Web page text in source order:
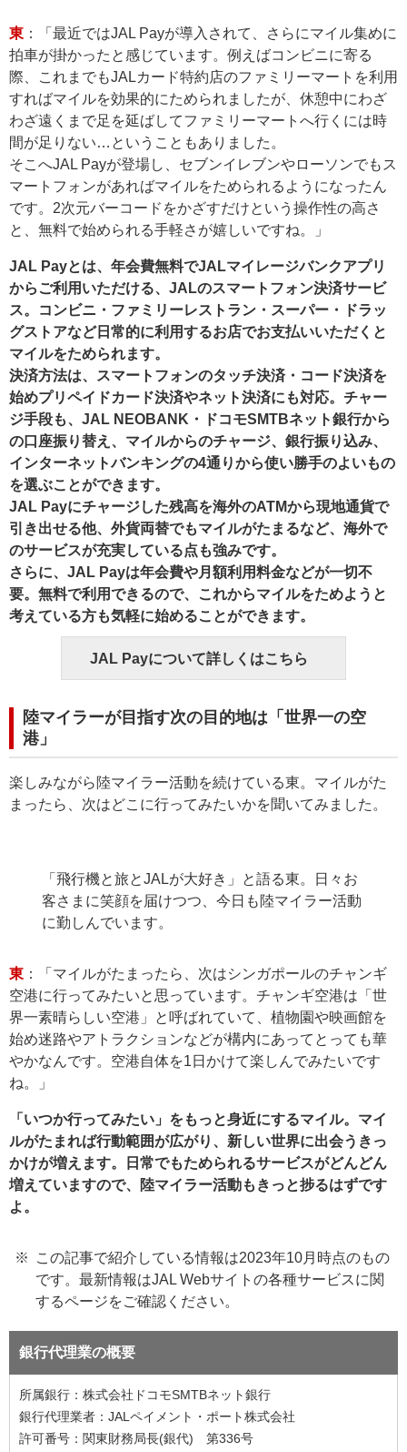
東 ：「最近ではJAL Payが導入されて、さらにマイル集めに
拍車が掛かったと感じています。例えばコンビニに寄る
際、これまでもJALカード特約店のファミリーマートを利用
すればマイルを効果的にためられましたが、休憩中にわざ
わざ遠くまで足を延ばしてファミリーマートへ行くには時
間が足りない…ということもありました。
そこへJAL Payが登場し、セブンイレブンやローソンでもス
マートフォンがあればマイルをためられるようになったん
です。2次元バーコードをかざすだけという操作性の高さ
と、無料で始められる手軽さが嬉しいですね。」
JAL Payとは、年会費無料でJALマイレージバンクアプリ
からご利用いただける、JALのスマートフォン決済サービ
ス。コンビニ・ファミリーレストラン・スーパー・ドラッ
グストアなど日常的に利用するお店でお支払いいただくと
マイルをためられます。
決済方法は、スマートフォンのタッチ決済・コード決済を
始めプリペイドカード決済やネット決済にも対応。チャー
ジ手段も、JAL NEOBANK・ドコモSMTBネット銀行から
の口座振り替え、マイルからのチャージ、銀行振り込み、
インターネットバンキングの4通りから使い勝手のよいもの
を選ぶことができます。
JAL Payにチャージした残高を海外のATMから現地通貨で
引き出せる他、外貨両替でもマイルがたまるなど、海外で
のサービスが充実している点も強みです。
さらに、JAL Payは年会費や月額利用料金などが一切不
要。無料で利用できるので、これからマイルをためようと
考えている方も気軽に始めることができます。
JAL Payについて詳しくはこちら
陸マイラーが目指す次の目的地は「世界一の空
港」
楽しみながら陸マイラー活動を続けている東。マイルがた
まったら、次はどこに行ってみたいかを聞いてみました。
「飛行機と旅とJALが大好き」と語る東。日々お
客さまに笑顔を届けつつ、今日も陸マイラー活動
に勤しんでいます。
東 ：「マイルがたまったら、次はシンガポールのチャンギ
空港に行ってみたいと思っています。チャンギ空港は「世
界一素晴らしい空港」と呼ばれていて、植物園や映画館を
始め迷路やアトラクションなどが構内にあってとっても華
やかなんです。空港自体を1日かけて楽しんでみたいです
ね。」
「いつか行ってみたい」をもっと身近にするマイル。マイ
ルがたまれば行動範囲が広がり、新しい世界に出会うきっ
かけが増えます。日常でもためられるサービスがどんどん
増えていますので、陸マイラー活動もきっと捗るはずです
よ。
この記事で紹介している情報は2023年10月時点のもの
です。最新情報はJAL Webサイトの各種サービスに関
するページをご確認ください。
銀行代理業の概要
所属銀行：株式会社ドコモSMTBネット銀行
銀行代理業者：JALペイメント・ポート株式会社
許可番号：関東財務局長(銀代) 第336号